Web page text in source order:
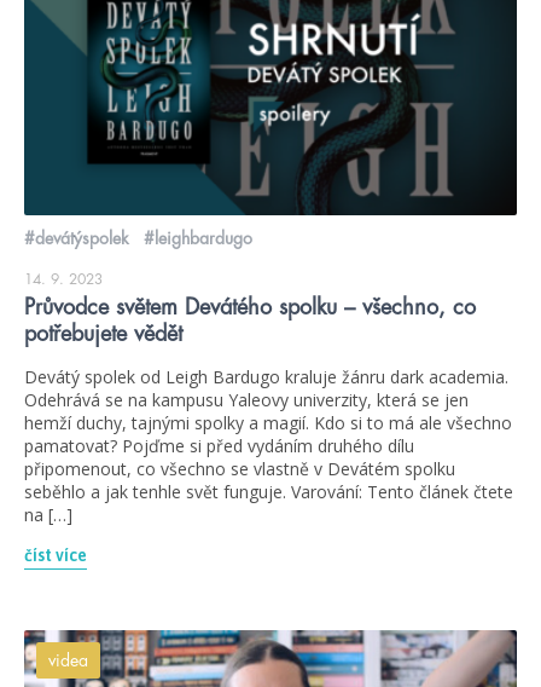
#devátýspolek #leighbardugo
14. 9. 2023
Průvodce světem Devátého spolku – všechno, co
potřebujete vědět
Devátý spolek od Leigh Bardugo kraluje žánru dark academia.
Odehrává se na kampusu Yaleovy univerzity, která se jen
hemží duchy, tajnými spolky a magií. Kdo si to má ale všechno
pamatovat? Pojďme si před vydáním druhého dílu
připomenout, co všechno se vlastně v Devátém spolku
seběhlo a jak tenhle svět funguje. Varování: Tento článek čtete
na […]
číst více
videa